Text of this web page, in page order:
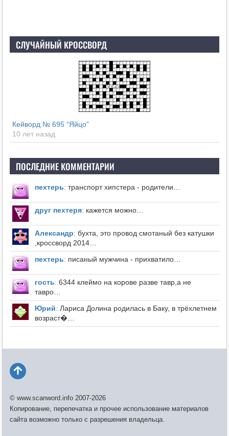
СЛУЧАЙНЫЙ КРОССВОРД
Кейворд № 695 “Яйцо”
10 лет назад
ПОСЛЕДНИЕ КОММЕНТАРИИ
пехтерь: транспорт хипстера - родители…
друг пехтеря: кажется можно…
Александр: бухта, это провод смотаный без катушки
,кроссворд 2014…
пехтерь: писаный мужчина - прихватило…
гость: 6344 клеймо на корове разве тавр,а не
тавро…
Юрий: Лариса Долина родилась в Баку, в трёхлетнем
возраст�…
© www.scanword.info 2007-2026
Копирование, перепечатка и прочее использование материалов
сайта возможно только с разрешения владельца.